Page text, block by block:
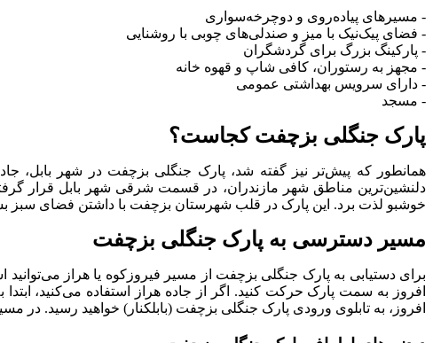
- مسیرهای پیاده‌روی و دوچرخه‌سواری
- فضای پیک‌نیک با میز و صندلی‌های چوبی با روشنایی
- پارکینگ بزرگ برای گردشگران
- مجهز به رستوران، کافی شاپ و قهوه خانه
- دارای سرویس بهداشتی عمومی
- مسجد
پارک جنگلی بزچفت کجاست؟
همانطور که پیش‌تر نیز گفته شد، پارک جنگلی بزچفت در شهر بابل،
دلنشین‌ترین مناطق شهر مازندران، در قسمت شرقی شهر بابل قرار
خوشبو لذت برد. این پارک در قلب شهرستان بزچفت با داشتن فضای سبز
مسیر دسترسی به پارک جنگلی بزچفت
برای دستیابی به پارک جنگلی بزچفت از مسیر فیروزکوه یا هراز
افروز، به تابلوی ورودی پارک جنگلی بزچفت (بابلکنار) خواهید رسید. در